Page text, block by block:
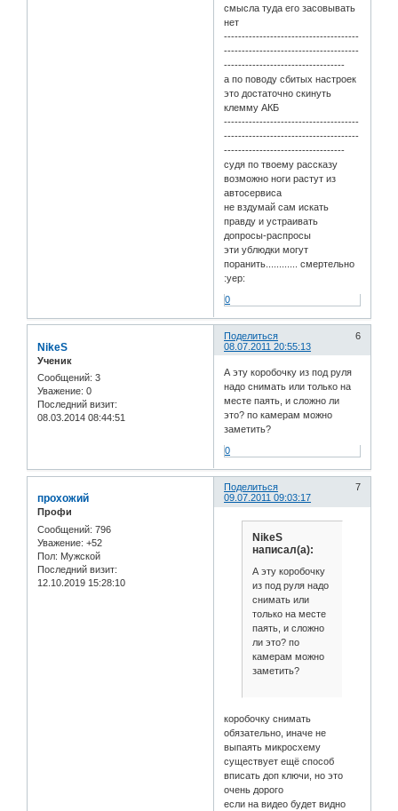
смысла туда его засовывать
нет
--------------------------------------
--------------------------------------
----------------------------------
а по поводу сбитых настроек
это достаточно скинуть
клемму АКБ
--------------------------------------
--------------------------------------
----------------------------------
судя по твоему рассказу
возможно ноги растут из
автосервиса
не вздумай сам искать
правду и устраивать
допросы-распросы
эти ублюдки могут
поранить............ смертельно
:yep:
0
Поделиться
6
08.07.2011 20:55:13
NikeS
Ученик
Сообщений: 3
Уважение: 0
Последний визит:
08.03.2014 08:44:51
А эту коробочку из под руля
надо снимать или только на
месте паять, и сложно ли
это? по камерам можно
заметить?
0
Поделиться
7
09.07.2011 09:03:17
прохожий
Профи
Сообщений: 796
Уважение: +52
Пол: Мужской
Последний визит:
12.10.2019 15:28:10
NikeS
написал(а):
А эту коробочку
из под руля надо
снимать или
только на месте
паять, и сложно
ли это? по
камерам можно
заметить?
коробочку снимать
обязательно, иначе не
выпаять микросхему
существует ещё способ
вписать доп ключи, но это
очень дорого
если на видео будет видно